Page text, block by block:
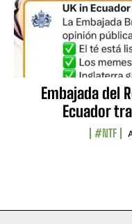
Embajada del
Ecuador
#NTF